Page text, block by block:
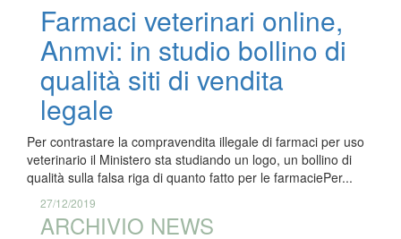
Farmaci veterinari online,
Anmvi: in studio bollino di
qualità siti di vendita
legale
Per contrastare la compravendita illegale di farmaci per uso
veterinario il Ministero sta studiando un logo, un bollino di
qualità sulla falsa riga di quanto fatto per le farmaciePer...
27/12/2019
ARCHIVIO NEWS